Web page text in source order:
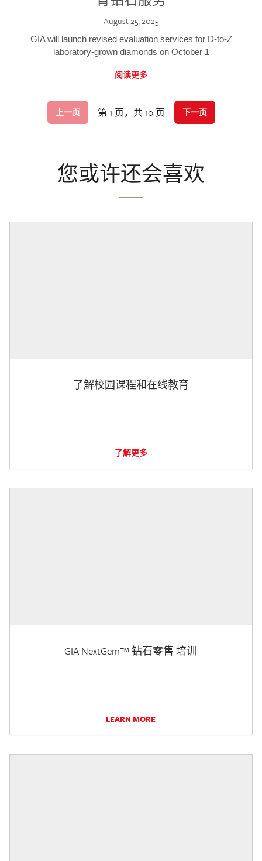
August 25, 2025
GIA will launch revised evaluation services for D-to-Z
laboratory-grown diamonds on October 1
阅读更多
上一页 第 1 页，共 10 页 下一页
您或许还会喜欢
了解校园课程和在线教育
了解更多
GIA NextGem™ 钻石零售 培训
LEARN MORE